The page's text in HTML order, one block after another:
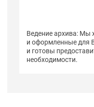
Ведение архива: Мы
и оформленные для
и готовы
необходимости.